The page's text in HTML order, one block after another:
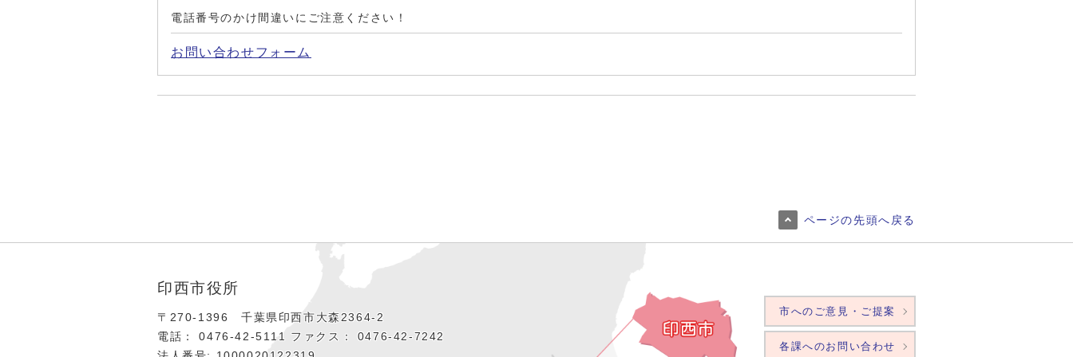
電話番号のかけ間違いにご注意ください！
お問い合わせフォーム
ページの先頭へ戻る
印西市役所
〒270-1396 千葉県印西市大森2364‐2
電話： 0476‐42‐5111 ファクス： 0476‐42‐7242
市へのご意見・ご提案
各課へのお問い合わせ